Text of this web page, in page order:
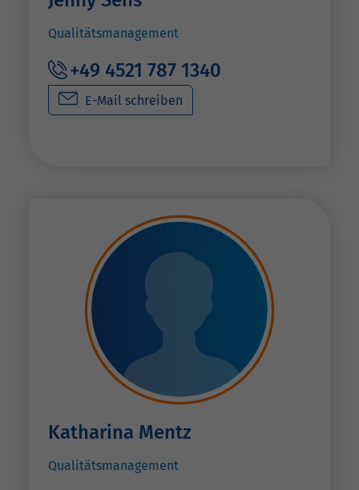
Qualitätsmanagement
+49 4521 787 1340
E-Mail schreiben
Katharina Mentz
Qualitätsmanagement